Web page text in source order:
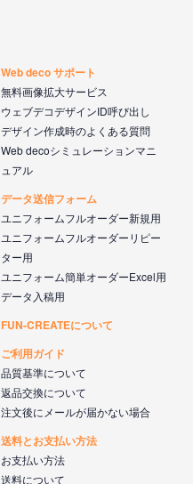
Web deco サポート
無料画像拡大サービス
ウェブデコデザインID呼び出し
デザイン作成時のよくある質問
Web decoシミュレーションマニ
ュアル
データ送信フォーム
ユニフォームフルオーダー新規用
ユニフォームフルオーダーリピー
ター用
ユニフォーム簡単オーダーExcel用
データ入稿用
FUN-CREATEについて
ご利用ガイド
品質基準について
返品交換について
注文後にメールが届かない場合
送料とお支払い方法
お支払い方法
送料について